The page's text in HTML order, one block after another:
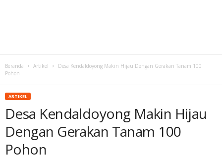
Beranda Artikel
Desa Kendaldoyong Makin Hijau Dengan Gerakan Tanam 100
Pohon
ARTIKEL
Desa Kendaldoyong Makin Hijau
Dengan Gerakan Tanam 100
Pohon